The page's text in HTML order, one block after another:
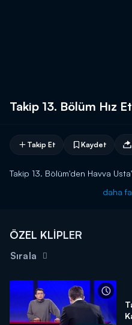
Takip 13. Bölüm Hız
Takip Et Kaydet
Takip 13. Bölüm'den Havva
daha
ÖZEL KLİPLER
Sırala